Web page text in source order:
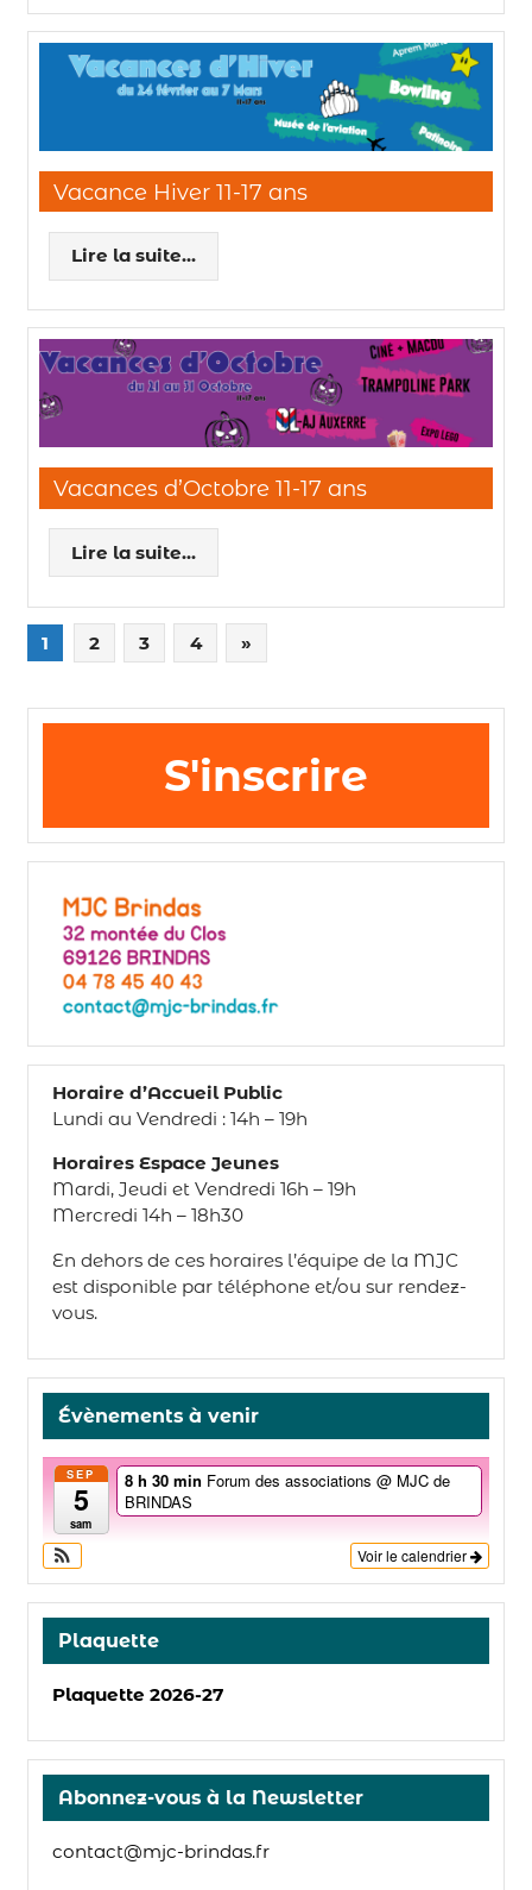
Vacance Hiver 11-17 ans
Lire la suite...
Vacances d’Octobre 11-17 ans
Lire la suite...
1 2 3 4 »
S'inscrire
Horaire d’Accueil Public
Lundi au Vendredi : 14h – 19h
Horaires Espace Jeunes
Mardi, Jeudi et Vendredi 16h – 19h
Mercredi 14h – 18h30
En dehors de ces horaires l’équipe de la MJC
est disponible par téléphone et/ou sur rendez-
vous.
Évènements à venir
SEP
5
sam
8 h 30 min Forum des associations @ MJC de
BRINDAS
Voir le calendrier
Plaquette
Plaquette 2026-27
Abonnez-vous à la Newsletter
contact@mjc-brindas.fr